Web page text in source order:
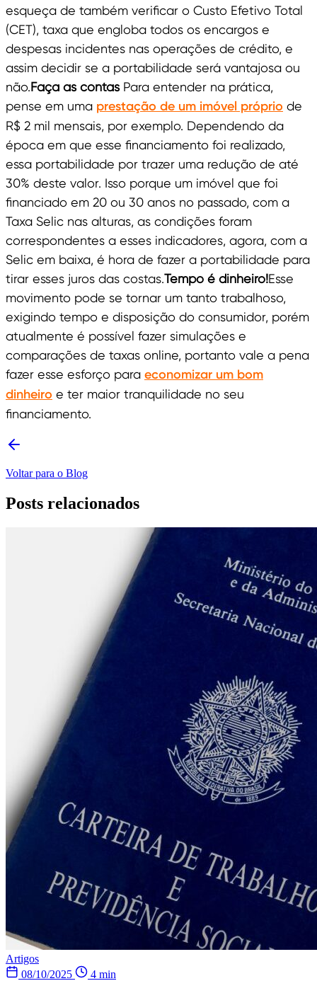
esqueça de também verificar o Custo Efetivo Total
(CET), taxa que engloba todos os encargos e
despesas incidentes nas operações de crédito, e
assim decidir se a portabilidade será vantajosa ou
não.Faça as contas Para entender na prática,
pense em uma prestação de um imóvel próprio de
R$ 2 mil mensais, por exemplo. Dependendo da
época em que esse financiamento foi realizado,
essa portabilidade por trazer uma redução de até
30% deste valor. Isso porque um imóvel que foi
financiado em 20 ou 30 anos no passado, com a
Taxa Selic nas alturas, as condições foram
correspondentes a esses indicadores, agora, com a
Selic em baixa, é hora de fazer a portabilidade para
tirar esses juros das costas.Tempo é dinheiro!Esse
movimento pode se tornar um tanto trabalhoso,
exigindo tempo e disposição do consumidor, porém
atualmente é possível fazer simulações e
comparações de taxas online, portanto vale a pena
fazer esse esforço para economizar um bom
dinheiro e ter maior tranquilidade no seu
financiamento.
Voltar para o Blog
Posts relacionados
Artigos
08/10/2025
4 min